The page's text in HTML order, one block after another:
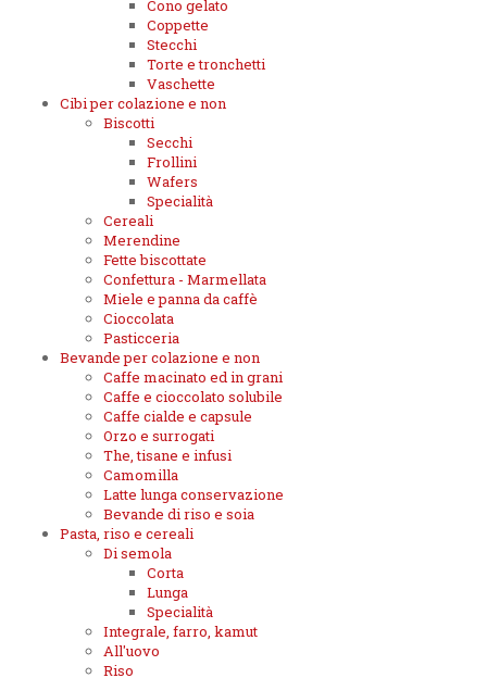
Cono gelato
Coppette
Stecchi
Torte e tronchetti
Vaschette
Cibi per colazione e non
Biscotti
Secchi
Frollini
Wafers
Specialità
Cereali
Merendine
Fette biscottate
Confettura - Marmellata
Miele e panna da caffè
Cioccolata
Pasticceria
Bevande per colazione e non
Caffe macinato ed in grani
Caffe e cioccolato solubile
Caffe cialde e capsule
Orzo e surrogati
The, tisane e infusi
Camomilla
Latte lunga conservazione
Bevande di riso e soia
Pasta, riso e cereali
Di semola
Corta
Lunga
Specialità
Integrale, farro, kamut
All'uovo
Riso